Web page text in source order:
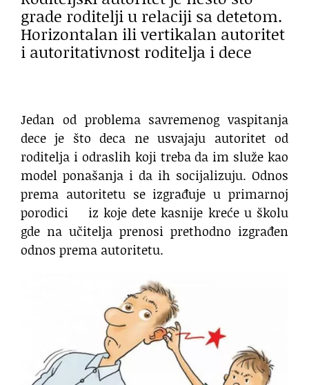
grade roditelji u relaciji sa detetom.
Horizontalan ili vertikalan autoritet
i autoritativnost roditelja i dece
Jedan od problema savremenog vaspitanja
dece je što deca ne usvajaju autoritet od
roditelja i odraslih koji treba da im služe kao
model ponašanja i da ih socijalizuju. Odnos
prema autoritetu se izgrađuje u primarnoj
porodici iz koje dete kasnije kreće u školu
gde na učitelja prenosi prethodno izgrađen
odnos prema autoritetu.